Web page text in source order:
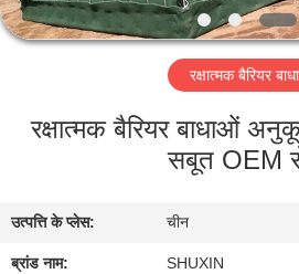
में
टूर
नियंत्रण
रक्षात्मक बैरियर
रक्षात्मक बैरियर बाधाओं
सबूत OEM
उत्पत्ति के प्लेस: चीन
ब्रांड नाम: SHUXIN